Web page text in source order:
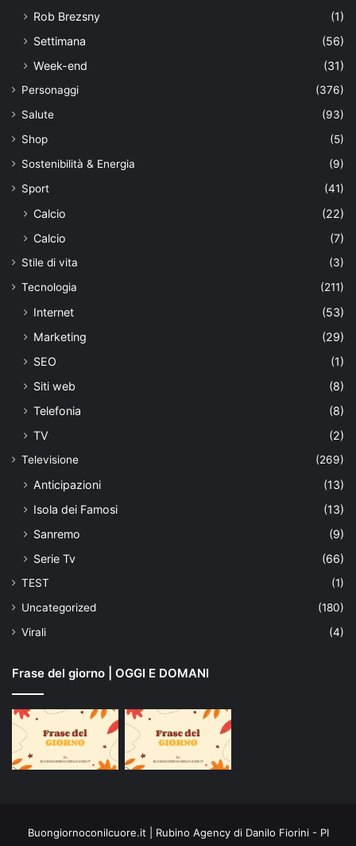
Rob Brezsny
(1)
Settimana
(56)
Week-end
(31)
Personaggi
(376)
Salute
(93)
Shop
(5)
Sostenibilità & Energia
(9)
Sport
(41)
Calcio
(22)
Calcio
(7)
Stile di vita
(3)
Tecnologia
(211)
Internet
(53)
Marketing
(29)
SEO
(1)
Siti web
(8)
Telefonia
(8)
TV
(2)
Televisione (269)
Anticipazioni
(13)
Isola dei Famosi
(13)
Sanremo
(9)
Serie Tv
(66)
TEST
(1)
Uncategorized
(180)
Virali
(4)
Frase del giorno | OGGI E DOMANI
Buongiornoconilcuore.it | Rubino Agency di Danilo Fiorini - PI